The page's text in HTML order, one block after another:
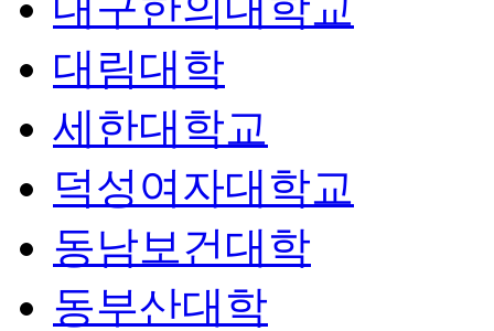
대림대학
세한대학교
덕성여자대학교
동남보건대학
동부산대학